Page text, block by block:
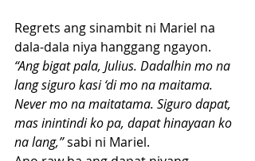
Regrets ang sinambit ni Mariel na
dala-dala niya hanggang ngayon.
“Ang bigat pala, Julius. Dadalhin mo na
lang siguro kasi ‘di mo na maitama.
Never mo na maitatama. Siguro dapat,
mas inintindi ko pa, dapat hinayaan ko
na lang,” sabi ni Mariel.